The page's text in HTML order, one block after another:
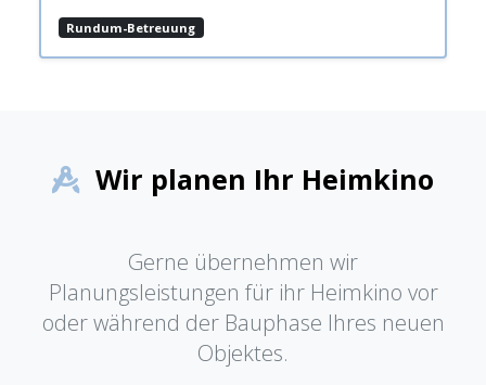
Rundum-Betreuung
Wir planen Ihr Heimkino
Gerne übernehmen wir
Planungsleistungen für ihr Heimkino vor
oder während der Bauphase Ihres neuen
Objektes.